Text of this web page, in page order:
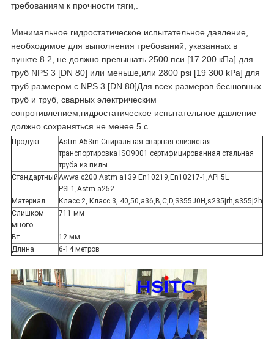
требованиям к прочности тяги,.
Минимальное гидростатическое испытательное давление,
необходимое для выполнения требований, указанных в
пункте 8.2, не должно превышать 2500 пси [17 200 кПа] для
труб NPS 3 [DN 80] или меньше,или 2800 psi [19 300 kPa] для
труб размером с NPS 3 [DN 80]Для всех размеров бесшовных
труб и труб, сварных электрическим
сопротивлением,гидростатическое испытательное давление
должно сохраняться не менее 5 с..
Продукт
Astm A53m Спиральная сварная слизистая
транспортировка ISO9001 сертифицированная стальная
труба из пилы
СтандартныйAwwa c200 Astm a139 En10219,En10217-1,API 5L
PSL1,Astm a252
Материал
Класс 2, Класс 3, 40,50,a36,B,C,D,S355J0H,s235jrh,s355j2h
Слишком
много
711 мм
Вт
12 мм
Длина
6-14 метров